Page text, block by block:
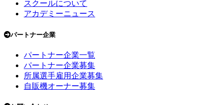
スクールについて
アカデミーニュース
パートナー企業
パートナー企業一覧
パートナー企業募集
所属選手雇用企業募集
自販機オーナー募集